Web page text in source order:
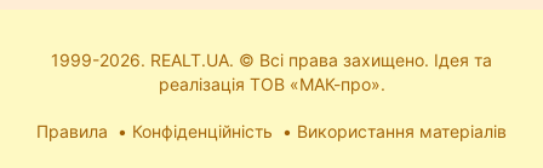
1999-2026. REALT.UA. © Всі права захищено. Ідея та
реалізація ТОВ «МАК-про».
Правила Конфіденційність Використання матеріалів